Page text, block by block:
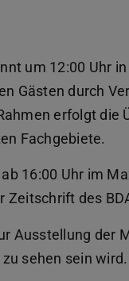
um 12:00 Uhr
Gästen durch
erfolgt die
Fachgebiete.
16:00 Uhr im
des
Ausstellung der
sehen sein wird.